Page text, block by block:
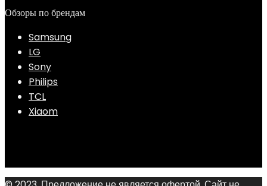
Обзоры по брендам
Samsung
LG
Sony
Philips
TCL
Xiaom